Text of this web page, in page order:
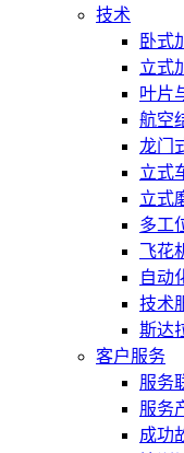
技术
卧式
立式
叶片
航空
龙门
立式
立式
多工
飞花
自动
技术
斯达
客户服务
服务
服务
成功